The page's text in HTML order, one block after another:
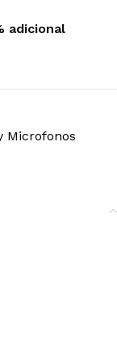
adicional
Microfonos